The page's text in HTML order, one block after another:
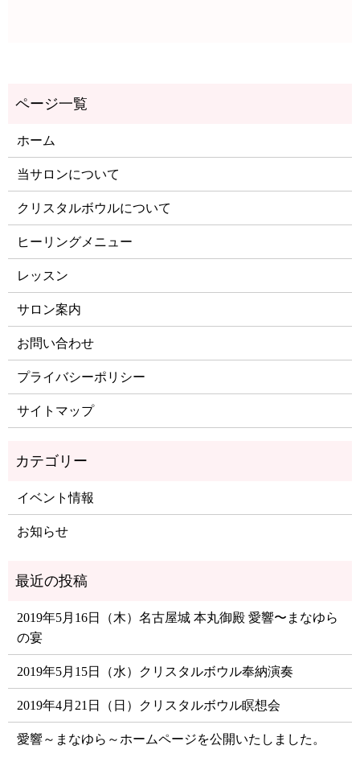
ホーム
当サロンについて
クリスタルボウルについて
ヒーリングメニュー
レッスン
サロン案内
お問い合わせ
プライバシーポリシー
サイトマップ
イベント情報
お知らせ
2019年5月16日（木）名古屋城 本丸御殿 愛響〜まなゆら
の宴
2019年5月15日（水）クリスタルボウル奉納演奏
2019年4月21日（日）クリスタルボウル瞑想会
愛響～まなゆら～ホームページを公開いたしました。